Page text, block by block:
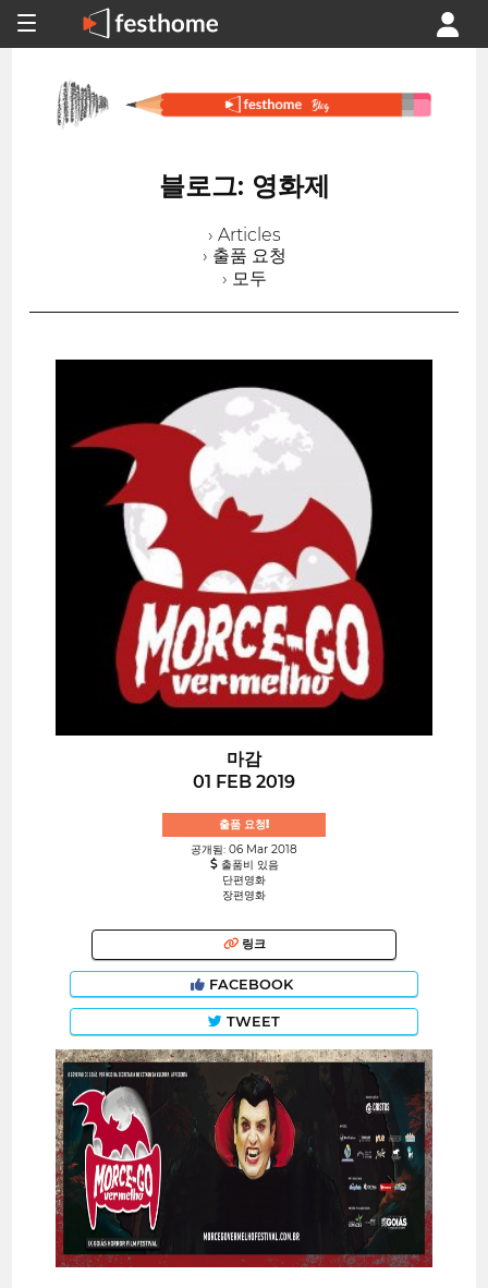
블로그: 영화제
› Articles
› 출품 요청
› 모두
마감
01 FEB 2019
출품 요청!
공개됨: 06 Mar 2018
출품비 있음
단편영화
장편영화
링크
FACEBOOK
TWEET